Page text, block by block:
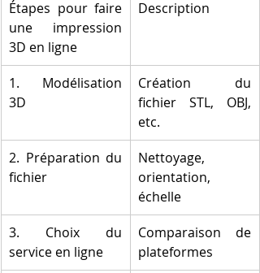
Étapes pour faire
une impression
3D en ligne
Description
1. Modélisation
3D
Création du
fichier STL, OBJ,
etc.
2. Préparation du
fichier
Nettoyage,
orientation,
échelle
3. Choix du
service en ligne
Comparaison de
plateformes